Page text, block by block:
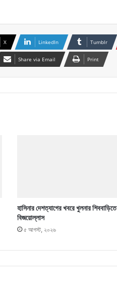
X LinkedIn Tumblr
Share via Email Print
হাসিনার দেশত্যাগের খবরে খুলনার শিববাড়িতে
বিজয়োল্লাস
৫ আগস্ট, ২০২৬